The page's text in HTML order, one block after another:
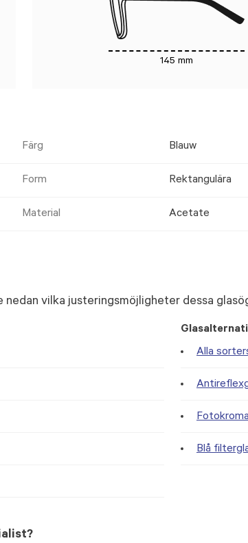
145 mm
Färg Blauw
Form Rektangulära
Material Acetate
vilka justeringsmöjligheter dessa
Alla
Blå